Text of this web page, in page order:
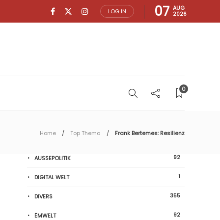
LOG IN 07 AUG
2026
0
Home Top Thema Frank Bertemes: Resilienz
AUSSEPOLITIK 92
DIGITAL WELT 1
DIVERS 355
ËMWELT 92